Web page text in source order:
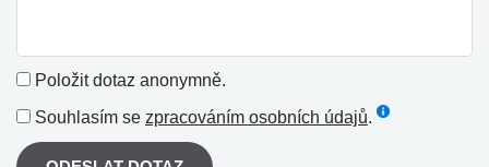
Položit dotaz anonymně.
Souhlasím se zpracováním osobních údajů.